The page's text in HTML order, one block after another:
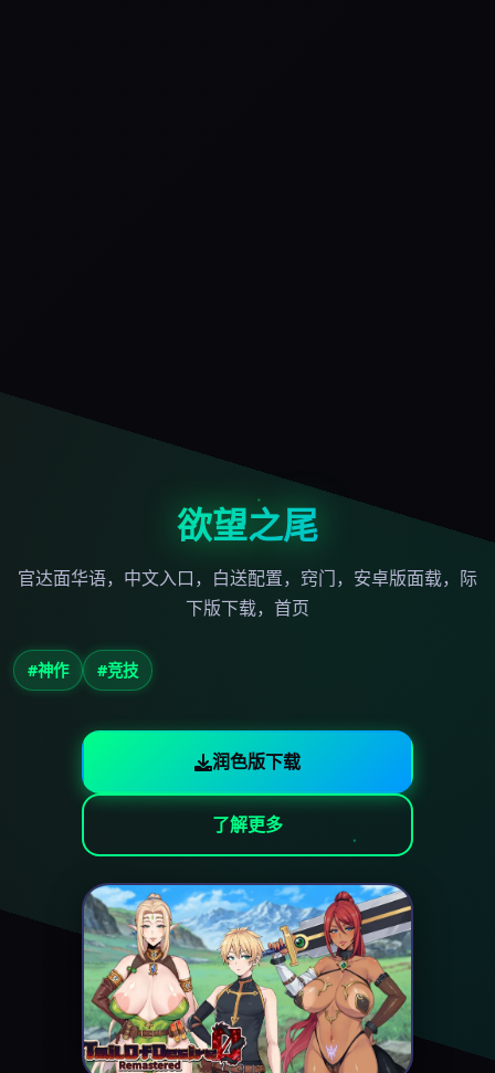
欲望之尾
官达面华语，中文入口，白送配置，窍门，安卓版面载，际
下版下载，首页
#神作 #竞技
润色版下载
了解更多